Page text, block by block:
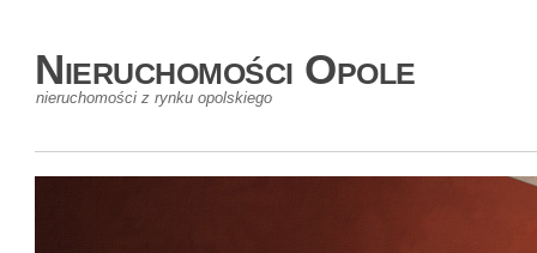
Nieruchomości Opole
nieruchomości z rynku opolskiego